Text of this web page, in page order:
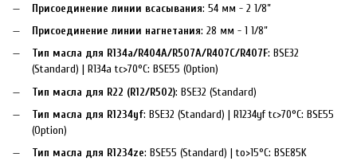
Присоединение линии всасывания: 54 мм - 2 1/8”
Присоединение линии нагнетания: 28 мм - 1 1/8”
Тип масла для R134a/R404A/R507A/R407C/R407F: BSE32
(Standard) | R134a tc>70°C: BSE55 (Option)
Тип масла для R22 (R12/R502): BSE32 (Standard)
Тип масла для R1234yf: BSE32 (Standard) | R1234yf tc>70°C: BSE55
(Option)
Тип масла для R1234ze: BSE55 (Standard) | to>15°C: BSE85K